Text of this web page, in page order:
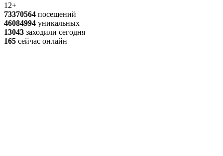
12+
73370564 посещений
46084994 уникальных
13043 заходили сегодня
165 сейчас онлайн